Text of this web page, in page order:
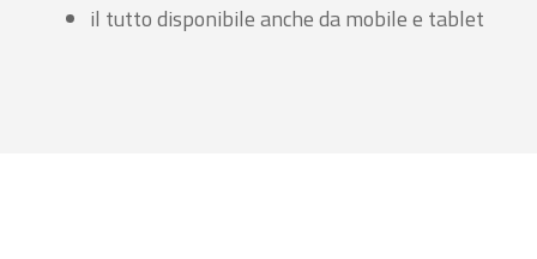
il tutto disponibile anche da mobile e tablet